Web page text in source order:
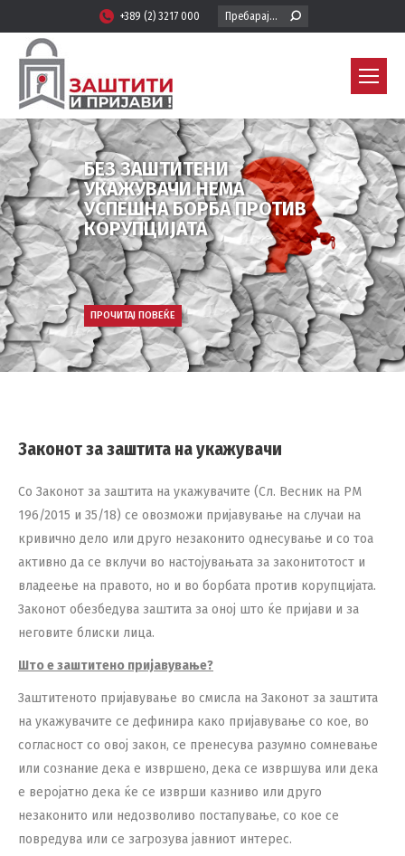
+389 (2) 3217 000 Search:
БЕЗ ЗАШТИТЕНИ
УКАЖУВАЧИ НЕМА
УСПЕШНА БОРБА ПРОТИВ
КОРУПЦИЈАТА
ПРОЧИТАЈ ПОВЕЌЕ
Законот за заштита на укажувачи
Со Законот за заштита на укажувачите (Сл. Весник на РМ
196/2015 и 35/18) се овозможи пријавување на случаи на
кривично дело или друго незаконито однесување и со тоа
активно да се вклучи во настојувањата за законитотост и
владеење на правото, но и во борбата против корупцијата.
Законот обезбедува заштита за оној што ќе пријави и за
неговите блиски лица.
Што е заштитено пријавување?
Заштитеното пријавување во смисла на Законот за заштита
на укажувачите се дефинира како пријавување со кое, во
согласност со овој закон, се пренесува разумно сомневање
или сознание дека е извршено, дека се извршува или дека
е веројатно дека ќе се изврши казниво или друго
незаконито или недозволиво постапување, со кое се
повредува или се загрозува јавниот интерес.